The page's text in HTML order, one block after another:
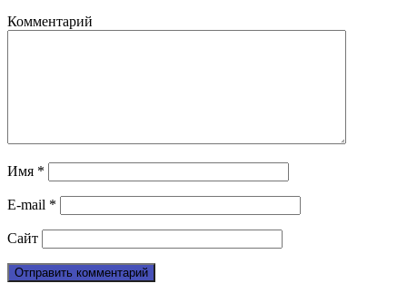
Комментарий
Имя *
E-mail *
Сайт